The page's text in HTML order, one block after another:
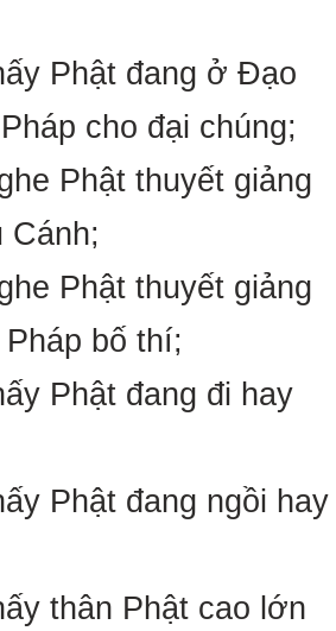
Phật đang ở Đạo
cho đại chúng;
Phật thuyết giảng
Cánh;
Phật thuyết giảng
bố thí;
Phật đang đi hay
Phật đang ngồi hay
thân Phật cao lớn